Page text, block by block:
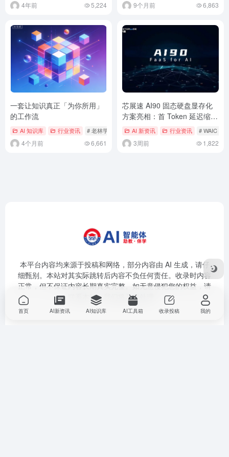
4年前 5,224 9个月前 6,863
一套让知识真正「为你所用」
的工作流
AI 知识库 行业资讯 # 老林学Ai
4个月前 6,661
芯展速 AI90 固态硬盘显存化
方案亮相：首 Token 延迟缩短
至 1/50
AI 新资讯 行业资讯 # WAIC
3周前 1,822
本平台内容均来源于投稿和网络，部分内容由 AI 生成，请仔
细甄别。本站对其实际跳转后内容不负任何责任。收录时内容
正常，但不保证内容长期真实完整。如无意侵犯您的权益，请
联系本站，我们将及时处理。
首页 AI新资讯 AI知识库 AI工具箱 收录投稿 我的